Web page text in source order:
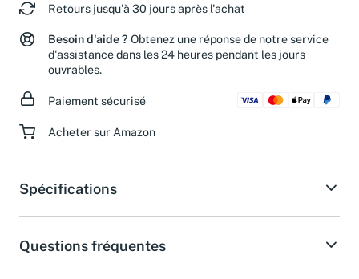
Retours jusqu'à 30 jours après l'achat
Besoin d'aide ? Obtenez une réponse de notre service
d'assistance dans les 24 heures pendant les jours
ouvrables.
Paiement sécurisé
Acheter sur Amazon
Spécifications
Questions fréquentes